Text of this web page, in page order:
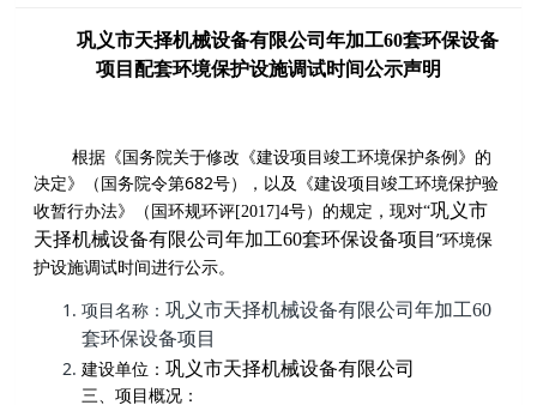
巩义市天择机械设备有限公司年加工60套环保设备
项目 配套环境保护设施调试时间公示声明
根据《国务院关于修改《建设项目竣工环境保护条例》的
决定》（国务院令第682号），以及《建设项目竣工环境保护验
收暂行办法》（国环规环评[2017]4号）的规定，现对“巩义市
天择机械设备有限公司年加工60套环保设备项目”环境保
护设施调试时间进行公示。
项目名称：巩义市天择机械设备有限公司年加工60
套环保设备项目
建设单位：巩义市天择机械设备有限公司
三、项目概况：